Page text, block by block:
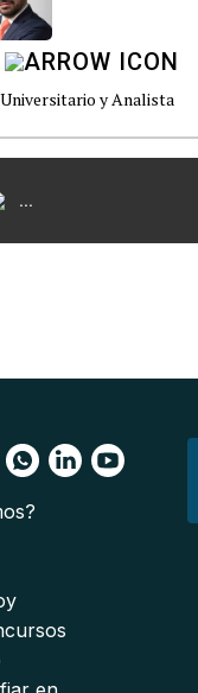
y Analista
...